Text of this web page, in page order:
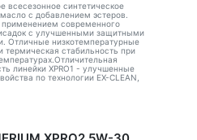
всесезонное синтетическое
с добавлением эстеров.
применением современного
с улучшенными защитными
Отличные низкотемпературные
термическая стабильность при
линейки XPRO1 - улучшенные
по технологии EX-CLEAN,